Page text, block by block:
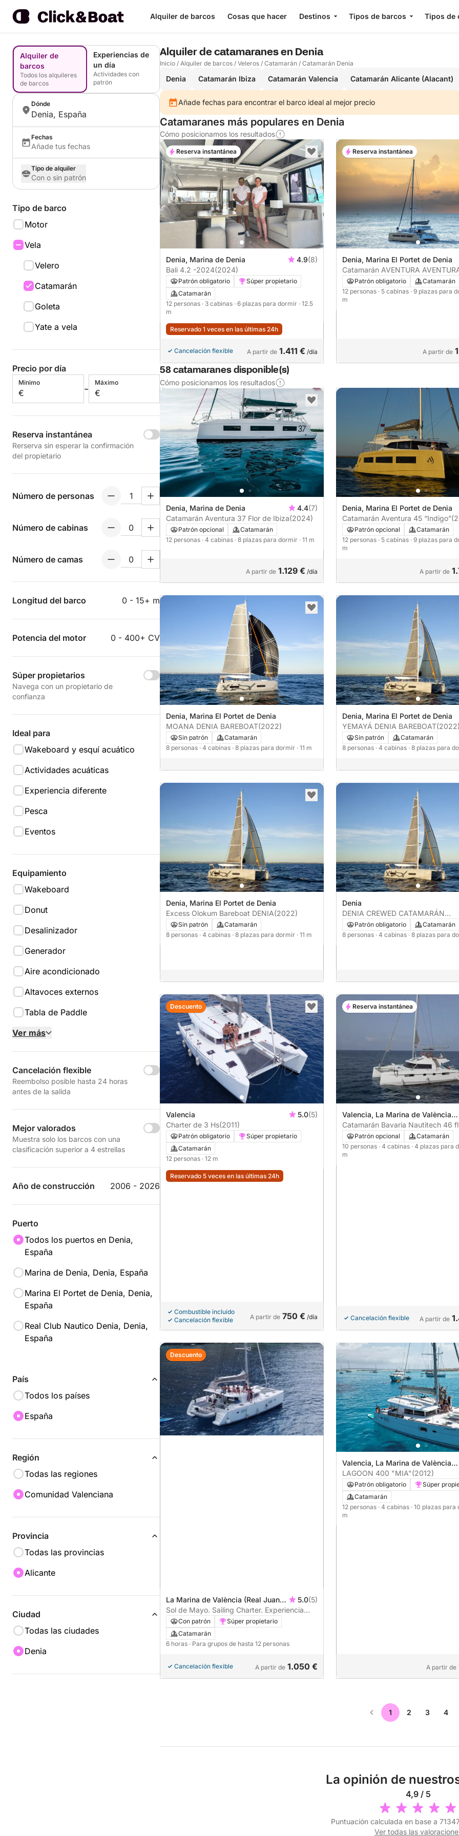
Alquiler de barcos Cosas que hacer Destinos Tipos de barcos Tipos de
Alquiler de
barcos
Todos los alquileres
de barcos
Experiencias de
un día
Actividades con
patrón
Dónde
Denia, España
Fechas
Añade tus fechas
Tipo de alquiler
Con o sin patrón
Tipo de barco
Motor
Vela
Velero
Catamarán
Goleta
Yate a vela
Precio por día
Mínimo
€ -
Máximo
€
Reserva instantánea
Rerserva sin esperar la confirmación
del propietario
Número de personas
Número de cabinas
Número de camas
Longitud del barco 0 - 15+ m
Potencia del motor 0 - 400+ CV
Súper propietarios
Navega con un propietario de
confianza
Ideal para
Wakeboard y esquí acuático
Actividades acuáticas
Experiencia diferente
Pesca
Eventos
Equipamiento
Wakeboard
Donut
Desalinizador
Generador
Aire acondicionado
Altavoces externos
Tabla de Paddle
Ver más
Cancelación flexible
Reembolso posible hasta 24 horas
antes de la salida
Mejor valorados
Muestra solo los barcos con una
clasificación superior a 4 estrellas
Año de construcción 2006 - 2026
Puerto
Todos los puertos en Denia,
España
Marina de Denia, Denia, España
Marina El Portet de Denia, Denia,
España
Real Club Nautico Denia, Denia,
España
País
Todos los países
España
Región
Todas las regiones
Comunidad Valenciana
Provincia
Todas las provincias
Alicante
Ciudad
Todas las ciudades
Denia
Alquiler de catamaranes en Denia
Inicio / Alquiler de barcos / Veleros / Catamarán / Catamarán Denia
Denia Catamarán Ibiza Catamarán Valencia Catamarán Alicante (Alacant)
Añade fechas para encontrar el barco ideal al mejor precio
Catamaranes más populares en Denia
Cómo posicionamos los resultados
Denia, Marina de Denia 4.9(8)
Bali 4.2 -2024(2024)
Patrón obligatorio
Súper propietario
Catamarán
12 personas · 3 cabinas · 6 plazas para dormir · 12.5
m
Reservado 1 veces en las últimas 24h
Cancelación flexible A partir de 1.411 € /día
Reserva instantánea
Denia, Marina El Portet de Denia
Catamarán AVENTURA
45 14m
Patrón obligatorio
Catamarán
12 personas · 5 cabinas · 9 plazas para
m
A partir de
Reserva instantánea
58 catamaranes disponible(s)
Cómo posicionamos los resultados
Denia, Marina de Denia 4.4(7)
Catamarán Aventura 37 Flor de Ibiza(2024)
Patrón opcional
Catamarán
12 personas · 4 cabinas · 8 plazas para dormir · 11 m
A partir de 1.129 € /día
Denia, Marina El Portet de Denia
Catamarán Aventura 45 “Indigo”
Patrón opcional
Catamarán
12 personas · 5 cabinas · 9 plazas para
m
A partir de
Denia, Marina El Portet de Denia
MOANA DENIA BAREBOAT(2022)
Sin patrón
Catamarán
8 personas · 4 cabinas · 8 plazas para dormir · 11 m
Denia, Marina El Portet de Denia
YEMAYÁ DENIA BAREBOAT
Sin patrón
Catamarán
8 personas · 4 cabinas · 8 plazas para
Denia, Marina El Portet de Denia
Excess Olokum Bareboat DENIA(2022)
Sin patrón
Catamarán
8 personas · 4 cabinas · 8 plazas para dormir · 11 m
Denia
DENIA CREWED CATAMARÁN
EXCESS 11
Patrón obligatorio
Catamarán
8 personas · 4 cabinas · 8 plazas para
Valencia 5.0(5)
Charter de 3 Hs(2011)
Patrón obligatorio
Súper propietario
Catamarán
12 personas · 12 m
Reservado 5 veces en las últimas 24h
Combustible incluido
Cancelación flexible
A partir de 750 € /día
Descuento
Valencia, La Marina de València
(Real Juan Carlos)
Catamarán Bavaria Nautitech 46
14mPatrón opcional
Catamarán
10 personas · 4 cabinas · 4 plazas para
m
Cancelación flexible A partir de
Reserva instantánea
La Marina de València (Real Juan
Carlos), Valencia, España
5.0(5)
Sol de Mayo. Sailing Charter. Experiencia
privada. 6 horas por valencia
Con patrón
Súper propietario
Catamarán
6 horas · Para grupos de hasta 12 personas
Cancelación flexible A partir de 1.050 €
Descuento
Valencia, La Marina de València
(Real Juan Carlos)
LAGOON 400 "MIA"(2012)
Patrón obligatorio
Súper
Catamarán
12 personas · 4 cabinas · 10 plazas
m
A partir de
1 2 3 4
La opinión de
4,9 / 5
Puntuación calculada en base a
Ver todas las